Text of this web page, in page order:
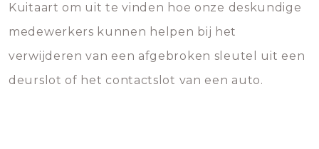
Kuitaart om uit te vinden hoe onze deskundige
medewerkers kunnen helpen bij het
verwijderen van een afgebroken sleutel uit een
deurslot of het contactslot van een auto.